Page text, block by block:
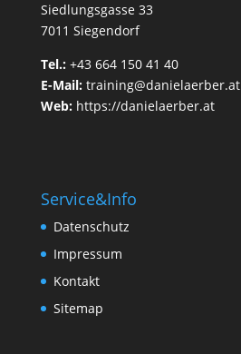
Siedlungsgasse 33
7011 Siegendorf
Tel.: +43 664 150 41 40
E-Mail: training@danielaerber.at
Web: https://danielaerber.at
Service&Info
Datenschutz
Impressum
Kontakt
Sitemap